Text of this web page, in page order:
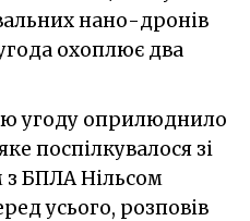
нано-дронів
охоплює два
угоду оприлюднило
поспілкувалося зі
БПЛА Нільсом
усього, розповів